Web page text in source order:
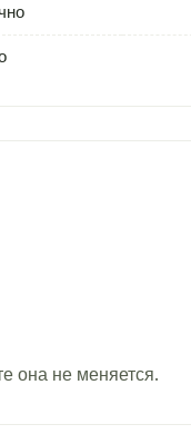
она не меняется.